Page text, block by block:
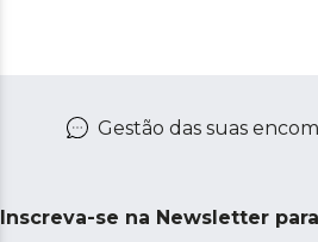
Gestão das suas
Inscreva-se na Newsletter